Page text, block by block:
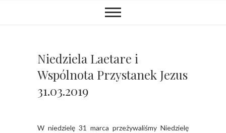
Niedziela Laetare i
Wspólnota Przystanek Jezus
31.03.2019
W niedzielę 31 marca przeżywaliśmy Niedzielę